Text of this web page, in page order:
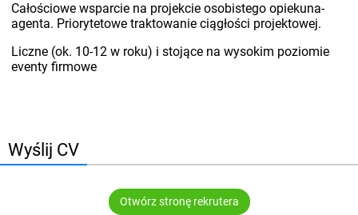
Całościowe wsparcie na projekcie osobistego opiekuna-
agenta. Priorytetowe traktowanie ciągłości projektowej.
Liczne (ok. 10-12 w roku) i stojące na wysokim poziomie
eventy firmowe
Wyślij CV
Otwórz stronę rekrutera